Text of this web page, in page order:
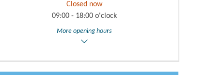
Closed now
09:00 - 18:00 o'clock
More opening hours